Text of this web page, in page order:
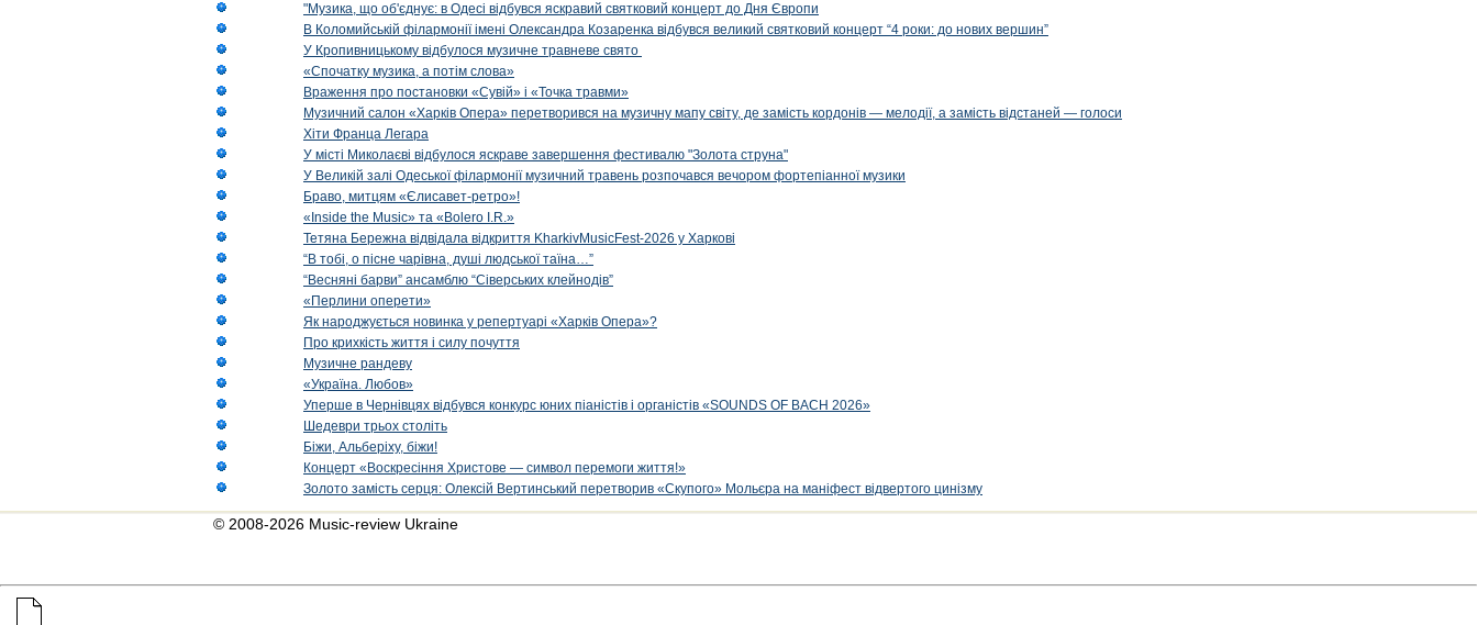
"Музика, що об'єднує: в Одесі відбувся яскравий святковий концерт до Дня Європи
В Коломийській філармонії імені Олександра Козаренка відбувся великий святковий концерт “4 роки: до нових вершин”
У Кропивницькому відбулося музичне травневе свято
«Спочатку музика, а потім слова»
Враження про постановки «Сувій» і «Точка травми»
Музичний салон «Харків Опера» перетворився на музичну мапу світу, де замість кордонів — мелодії, а замість відстаней — голоси
Хіти Франца Легара
У місті Миколаєві відбулося яскраве завершення фестивалю "Золота струна"
У Великій залі Одеської філармонії музичний травень розпочався вечором фортепіанної музики
Браво, митцям «Єлисавет-ретро»!
«Inside the Music» та «Bolero I.R.»
Тетяна Бережна відвідала відкриття KharkivMusicFest-2026 у Харкові
“В тобі, о пісне чарівна, душі людської таїна…”
“Весняні барви” ансамблю “Сіверських клейнодів”
«Перлини оперети»
Як народжується новинка у репертуарі «Харків Опера»?
Про крихкість життя і силу почуття
Музичне рандеву
«Україна. Любов»
Уперше в Чернівцях відбувся конкурс юних піаністів і органістів «SOUNDS OF BACH 2026»
Шедеври трьох століть
Біжи, Альберіху, біжи!
Концерт «Воскресіння Христове — символ перемоги життя!»
Золото замість серця: Олексій Вертинський перетворив «Скупого» Мольєра на маніфест відвертого цинізму
© 2008-2026 Music-review Ukraine